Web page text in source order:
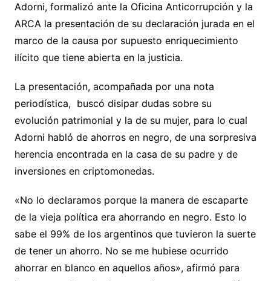
Adorni, formalizó ante la Oficina Anticorrupción y la
ARCA la presentación de su declaración jurada en el
marco de la causa por supuesto enriquecimiento
ilícito que tiene abierta en la justicia.
La presentación, acompañada por una nota
periodística, buscó disipar dudas sobre su
evolución patrimonial y la de su mujer, para lo cual
Adorni habló de ahorros en negro, de una sorpresiva
herencia encontrada en la casa de su padre y de
inversiones en criptomonedas.
«No lo declaramos porque la manera de escaparte
de la vieja política era ahorrando en negro. Esto lo
sabe el 99% de los argentinos que tuvieron la suerte
de tener un ahorro. No se me hubiese ocurrido
ahorrar en blanco en aquellos años», afirmó para